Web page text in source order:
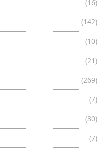
(16)
(142)
(10)
(21)
(269)
(7)
(30)
(7)